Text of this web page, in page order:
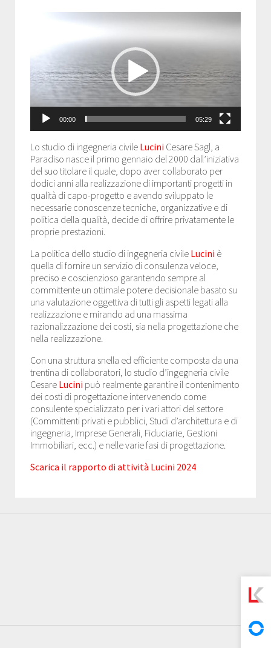
00:00 05:29
Lo studio di ingegneria civile Lucini Cesare Sagl, a
Paradiso nasce il primo gennaio del 2000 dall’iniziativa
del suo titolare il quale, dopo aver collaborato per
dodici anni alla realizzazione di importanti progetti in
qualità di capo-progetto e avendo sviluppato le
necessarie conoscenze tecniche, organizzative e di
politica della qualità, decide di offrire privatamente le
proprie prestazioni.
La politica dello studio di ingegneria civile Lucini è
quella di fornire un servizio di consulenza veloce,
preciso e coscienzioso garantendo sempre al
committente un ottimale potere decisionale basato su
una valutazione oggettiva di tutti gli aspetti legati alla
realizzazione e mirando ad una massima
razionalizzazione dei costi, sia nella progettazione che
nella realizzazione.
Con una struttura snella ed efficiente composta da una
trentina di collaboratori, lo studio d’ingegneria civile
Cesare Lucini può realmente garantire il contenimento
dei costi di progettazione intervenendo come
consulente specializzato per i vari attori del settore
(Committenti privati e pubblici, Studi d’architettura e di
ingegneria, Imprese Generali, Fiduciarie, Gestioni
Immobiliari, ecc.) e nelle varie fasi di progettazione.
Scarica il rapporto di attività Lucini 2024